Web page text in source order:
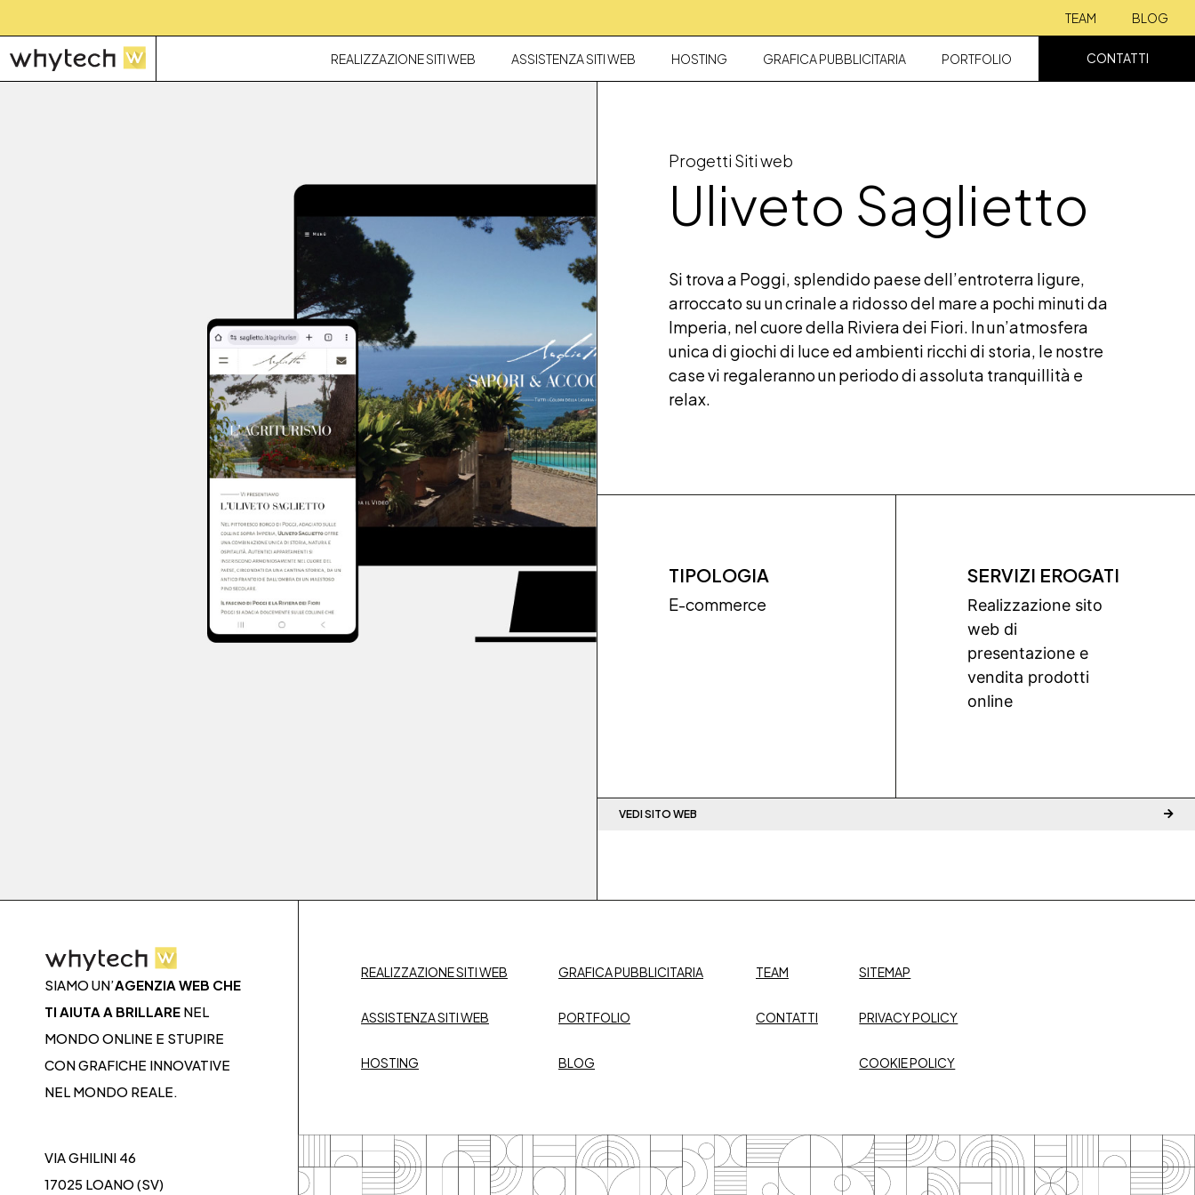
TEAM BLOG
REALIZZAZIONE SITI WEB ASSISTENZA SITI WEB HOSTING GRAFICA PUBBLICITARIA PORTFOLIO CONTATTI
Progetti Siti web
Uliveto Saglietto
Si trova a Poggi, splendido paese dell’entroterra ligure,
arroccato su un crinale a ridosso del mare a pochi minuti da
Imperia, nel cuore della Riviera dei Fiori. In un’atmosfera
unica di giochi di luce ed ambienti ricchi di storia, le nostre
case vi regaleranno un periodo di assoluta tranquillità e
relax.
TIPOLOGIA
E-commerce
SERVIZI EROGATI
Realizzazione sito
web di
presentazione e
vendita prodotti
online
VEDI SITO WEB
SIAMO UN’AGENZIA WEB CHE
TI AIUTA A BRILLARE NEL
MONDO ONLINE E STUPIRE
CON GRAFICHE INNOVATIVE
NEL MONDO REALE.
VIA GHILINI 46
17025 LOANO (SV)
REALIZZAZIONE SITI WEB
ASSISTENZA SITI WEB
HOSTING
GRAFICA PUBBLICITARIA
PORTFOLIO
BLOG
TEAM
CONTATTI
SITEMAP
PRIVACY POLICY
COOKIE POLICY